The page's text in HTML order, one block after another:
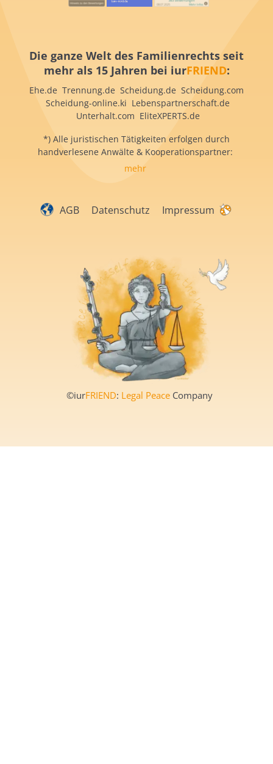
Die ganze Welt des Familienrechts seit
mehr als 15 Jahren bei iurFRIEND:
Ehe.de Trennung.de Scheidung.de Scheidung.com
Scheidung-online.ki Lebenspartnerschaft.de
Unterhalt.com EliteXPERTS.de
*) Alle juristischen Tätigkeiten erfolgen durch
handverlesene Anwälte & Kooperationspartner:
mehr
AGB Datenschutz Impressum
©iurFRIEND: Legal Peace Company